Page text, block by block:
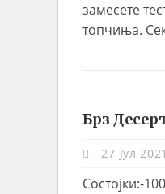
замесете
топчиња.
Брз
27 Јул 2021
Состојки:-